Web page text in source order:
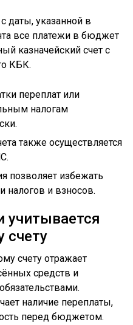
даты, указанной в
все платежи в бюджет
казначейский счет с
КБК.
переплат или
налогам
также осуществляется
позволяет избежать
налогов и взносов.
учитывается
счету
счету отражает
средств и
наличие переплаты,
перед бюджетом.